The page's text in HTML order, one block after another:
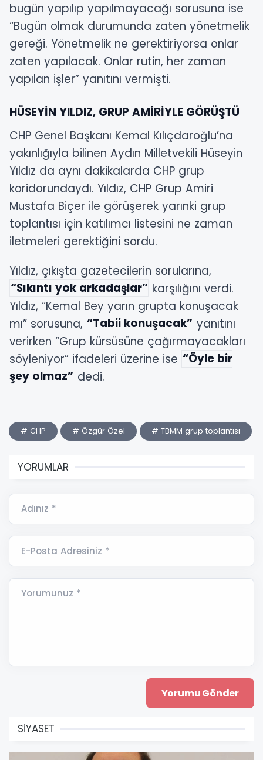
bugün yapılıp yapılmayacağı sorusuna ise
“Bugün olmak durumunda zaten yönetmelik
gereği. Yönetmelik ne gerektiriyorsa onlar
zaten yapılacak. Onlar rutin, her zaman
yapılan işler” yanıtını vermişti.
HÜSEYİN YILDIZ, GRUP AMİRİYLE GÖRÜŞTÜ
CHP Genel Başkanı Kemal Kılıçdaroğlu’na
yakınlığıyla bilinen Aydın Milletvekili Hüseyin
Yıldız da aynı dakikalarda CHP grup
koridorundaydı. Yıldız, CHP Grup Amiri
Mustafa Biçer ile görüşerek yarınki grup
toplantısı için katılımcı listesini ne zaman
iletmeleri gerektiğini sordu.
Yıldız, çıkışta gazetecilerin sorularına,
“Sıkıntı yok arkadaşlar” karşılığını verdi.
Yıldız, “Kemal Bey yarın grupta konuşacak
mı” sorusuna, “Tabii konuşacak” yanıtını
verirken “Grup kürsüsüne çağırmayacakları
söyleniyor” ifadeleri üzerine ise “Öyle bir
şey olmaz” dedi.
# CHP # Özgür Özel # TBMM grup toplantısı
YORUMLAR
Adınız *
E-Posta Adresiniz *
Yorumunuz *
SİYASET